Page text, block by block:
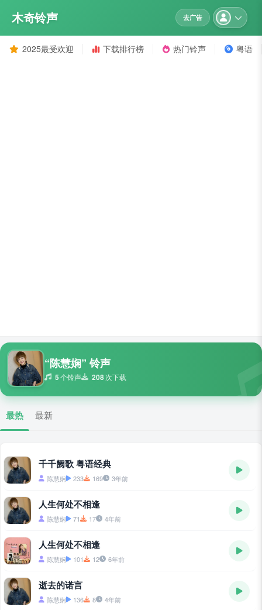
木奇铃声 去广告
2025最受欢迎 下载排行榜 热门铃声 粤语
“陈慧娴” 铃声
5个铃声 208次下载
最热 最新
千千阙歌 粤语经典
陈慧娴 233 169 3年前
人生何处不相逢
陈慧娴 71 17 4年前
人生何处不相逢
陈慧娴 101 12 6年前
逝去的诺言
陈慧娴 136 8 4年前